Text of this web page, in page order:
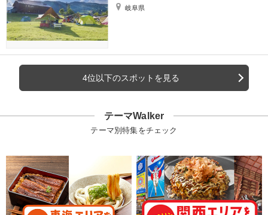
岐阜県
4位以下のスポットを見る
テーマWalker
テーマ別特集をチェック